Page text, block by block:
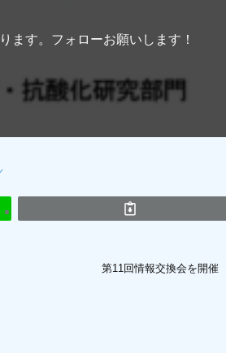
ます。フォローお願いします！
第11回情報交換会を開催